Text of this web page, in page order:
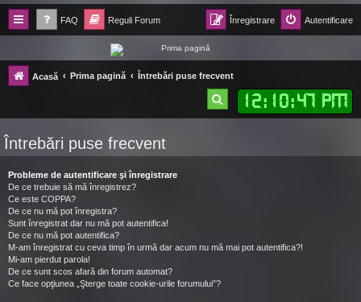
FAQ Reguli Forum Autentificare
Înregistrare
Forum Ecolomania™®
-= Idei pentru viitor =-
Acasă Prima pagină Întrebări puse frecvent
12: 10:48 PM
ă
Întrebări puse frecvent
Probleme de autentificare şi înregistrare
De ce trebuie să mă înregistrez?
Ce este COPPA?
De ce nu mă pot înregistra?
Sunt înregistrat dar nu mă pot autentifica!
De ce nu mă pot autentifica?
M-am înregistrat cu ceva timp în urmă dar acum nu mă mai pot autentifica?!
Mi-am pierdut parola!
De ce sunt scos afară din forum automat?
Ce face opţiunea „Şterge toate cookie-urile forumului”?